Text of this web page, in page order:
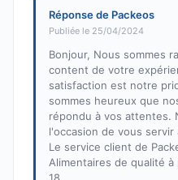
Réponse de Packeos
Publiée le 25/04/2024
Bonjour, Nous sommes
content de votre
satisfaction est notre
sommes heureux que
répondu à vos attentes.
l'occasion de vous servir
Le service client de
Alimentaires de qualité